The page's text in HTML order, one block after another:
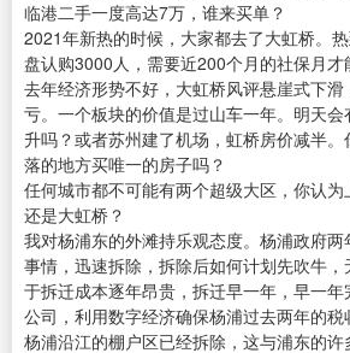
临港二手一度高达7万，谁来买单？
2021年新热的时候，大家都去了大虹桥。
盘认购3000人，需要近200个月的社保月才
去年经济形势不好，大虹桥风评悬崖式下
亏。一个板块的价值是过山车一年。明天
升吗？或者苏州建了机场，虹桥房价减半
落的地方买唯一的房子吗？
任何城市都不可能有两个超级大区，你认
还是大虹桥？
我对杨浦东的外滩持乐观态度。杨浦政府
事情，迅速拆除，拆除后如何计划先吹牛
于拆迁成本逐年昂贵，拆迁早一年，早一
公司，利用数字经济确保杨浦过去两年的税
杨浦沿江的棚户区已经拆除，这与浦东的